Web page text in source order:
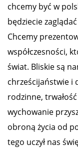
chcemy być w
będziecie
Chcemy
współczesności,
świat. Bliskie są
chrześcijaństwie i
rodzinne,
wychowanie
obroną życia od
tego uczył nas